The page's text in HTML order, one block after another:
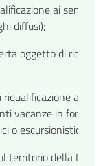
ai sensi
diffusi);
oggetto di
ai
vacanze in forma
o escursionistici)
della